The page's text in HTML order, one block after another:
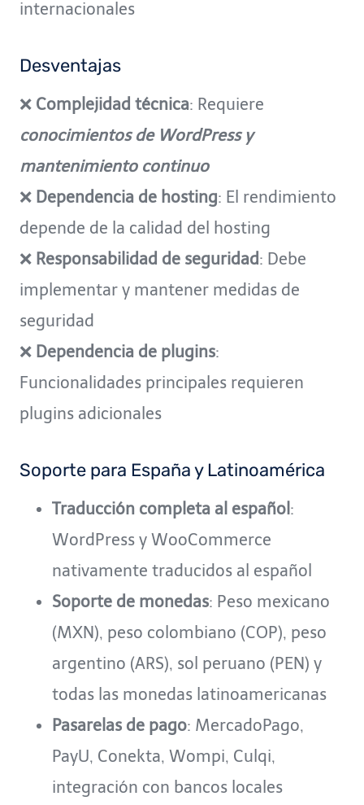
internacionales
Desventajas
❌ Complejidad técnica: Requiere
conocimientos de WordPress y
mantenimiento continuo
❌ Dependencia de hosting: El rendimiento
depende de la calidad del hosting
❌ Responsabilidad de seguridad: Debe
implementar y mantener medidas de
seguridad
❌ Dependencia de plugins:
Funcionalidades principales requieren
plugins adicionales
Soporte para España y Latinoamérica
Traducción completa al español :
WordPress y WooCommerce
nativamente traducidos al español
Soporte de monedas: Peso mexicano
(MXN), peso colombiano (COP), peso
argentino (ARS), sol peruano (PEN) y
todas las monedas latinoamericanas
Pasarelas de pago: MercadoPago,
PayU, Conekta, Wompi, Culqi,
integración con bancos locales